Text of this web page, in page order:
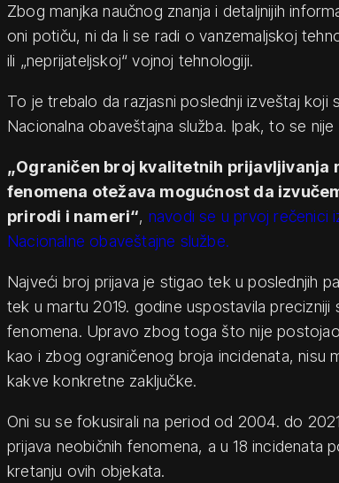
Zbog manjka naučnog znanja i detaljnijih
oni potiču, ni da li se radi o vanzemaljskoj
ili „neprijateljskoj“ vojnoj tehnologiji.
To je trebalo da razjasni poslednji izveštaj koji
Nacionalna obaveštajna služba. Ipak, to se
„Ograničen broj kvalitetnih prijavljivanja
fenomena otežava mogućnost da
prirodi i nameri“, navodi se u prvoj rečenici
Nacionalne obaveštajne službe.
Najveći broj prijava je stigao tek u poslednjih
tek u martu 2019. godine uspostavila precizniji
fenomena. Upravo zbog toga što nije
kao i zbog ograničenog broja incidenata, nisu
kakve konkretne zaključke.
Oni su se fokusirali na period od 2004. do
prijava neobičnih fenomena, a u 18 incidenata
kretanju ovih objekata.